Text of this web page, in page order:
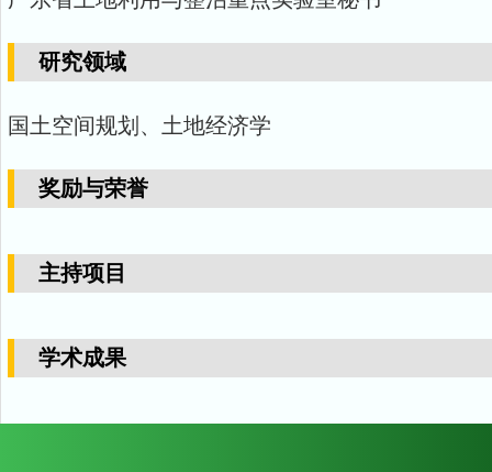
研究领域
国土空间规划、土地经济学
奖励与荣誉
主持项目
学术成果